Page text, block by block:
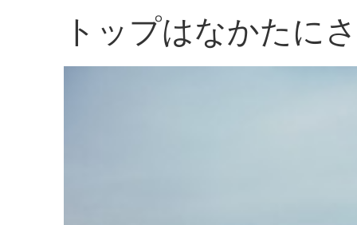
トップはなかたに